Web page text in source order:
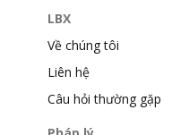
LBX
Về chúng tôi
Liên hệ
Câu hỏi thường gặp